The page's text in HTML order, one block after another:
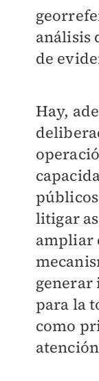
análisis
de
Hay,
litigar
ampliar
para la
como